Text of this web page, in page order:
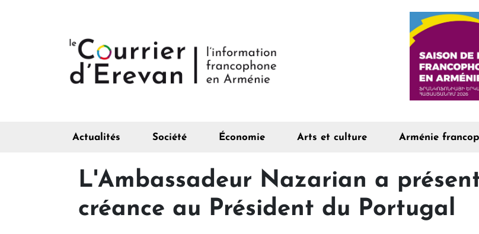
Actualités Société Économie Arts et culture Arménie
L'Ambassadeur Nazarian a
créance au Président du Portugal